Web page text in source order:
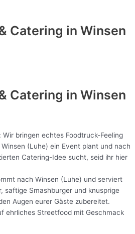
Catering in Winsen
Catering in Winsen
bringen echtes Foodtruck-Feeling
(Luhe) ein Event plant und nach
Catering-Idee sucht, seid ihr hier
nach Winsen (Luhe) und serviert
saftige Smashburger und knusprige
Augen eurer Gäste zubereitet.
ehrliches Streetfood mit Geschmack